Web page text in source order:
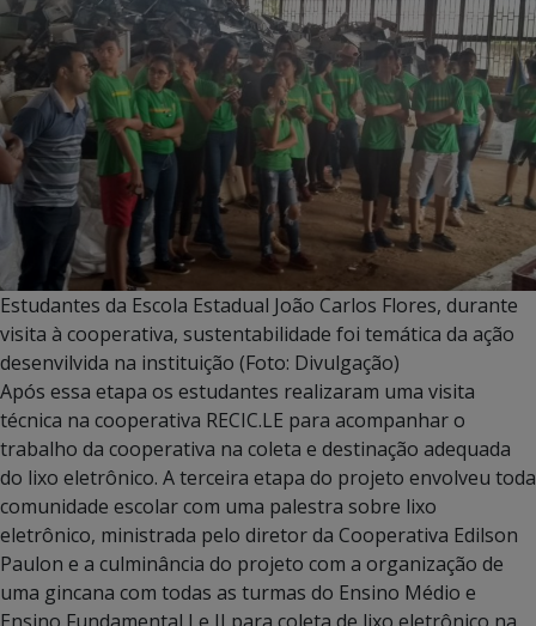
Estudantes da Escola Estadual João Carlos Flores, durante
visita à cooperativa, sustentabilidade foi temática da ação
desenvilvida na instituição (Foto: Divulgação)
Após essa etapa os estudantes realizaram uma visita
técnica na cooperativa RECIC.LE para acompanhar o
trabalho da cooperativa na coleta e destinação adequada
do lixo eletrônico. A terceira etapa do projeto envolveu toda
comunidade escolar com uma palestra sobre lixo
eletrônico, ministrada pelo diretor da Cooperativa Edilson
Paulon e a culminância do projeto com a organização de
uma gincana com todas as turmas do Ensino Médio e